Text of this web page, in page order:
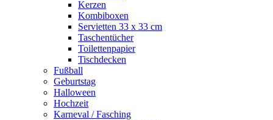
Kerzen
Kombiboxen
Servietten 33 x 33 cm
Taschentücher
Toilettenpapier
Tischdecken
Fußball
Geburtstag
Halloween
Hochzeit
Karneval / Fasching